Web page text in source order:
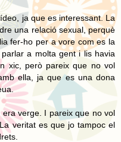
ja que es interessant. La
una relació sexual, perquè
fer-ho per a vore com es la
a molta gent i lis havia
xic, però pareix que no vol
ella, ja que es una dona
era verge. I pareix que no vol
veritat es que jo tampoc el